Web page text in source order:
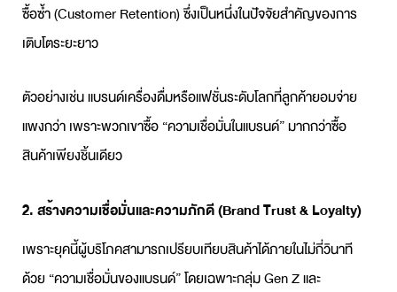
ซื้อซ้ำ (Customer Retention) ซึ่งเป็นหนึ่งในปัจจัยสำคัญของการ
เติบโตระยะยาว
ตัวอย่างเช่น แบรนด์เครื่องดื่มหรือแฟชั่นระดับโลกที่ลูกค้ายอมจ่าย
แพงกว่า เพราะพวกเขาซื้อ “ความเชื่อมั่นในแบรนด์” มากกว่าซื้อ
สินค้าเพียงชิ้นเดียว
2. สร้างความเชื่อมั่นและความภักดี (Brand Trust & Loyalty)
เพราะยุคนี้ผู้บริโภคสามารถเปรียบเทียบสินค้าได้ภายในไม่กี่วินาที
ด้วย “ความเชื่อมั่นของแบรนด์” โดยเฉพาะกลุ่ม Gen Z และ